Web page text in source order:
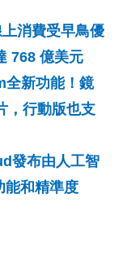
消費受早鳥優
768 億美元
新功能！鏡
，行動版也支
發布由人工智
能和精準度